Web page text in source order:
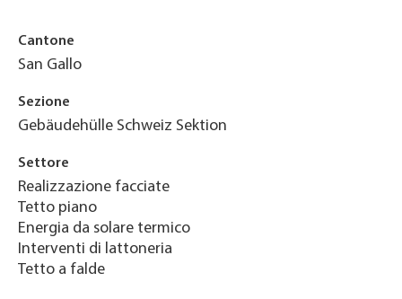
Cantone
San Gallo
Sezione
Gebäudehülle Schweiz Sektion
Settore
Realizzazione facciate
Tetto piano
Energia da solare termico
Interventi di lattoneria
Tetto a falde